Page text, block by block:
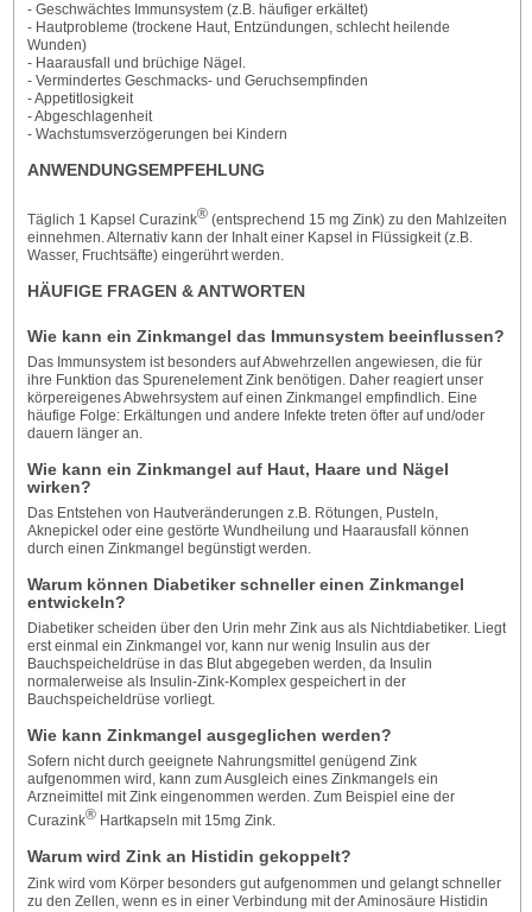
- Geschwächtes Immunsystem (z.B. häufiger erkältet)
- Hautprobleme (trockene Haut, Entzündungen, schlecht heilende
Wunden)
- Haarausfall und brüchige Nägel.
- Vermindertes Geschmacks- und Geruchsempfinden
- Appetitlosigkeit
- Abgeschlagenheit
- Wachstumsverzögerungen bei Kindern
ANWENDUNGSEMPFEHLUNG
Täglich 1 Kapsel Curazink®(entsprechend 15 mg Zink) zu den Mahlzeiten
einnehmen. Alternativ kann der Inhalt einer Kapsel in Flüssigkeit (z.B.
Wasser, Fruchtsäfte) eingerührt werden.
HÄUFIGE FRAGEN & ANTWORTEN
Wie kann ein Zinkmangel das Immunsystem beeinflussen?
Das Immunsystem ist besonders auf Abwehrzellen angewiesen, die für
ihre Funktion das Spurenelement Zink benötigen. Daher reagiert unser
körpereigenes Abwehrsystem auf einen Zinkmangel empfindlich. Eine
häufige Folge: Erkältungen und andere Infekte treten öfter auf und/oder
dauern länger an.
Wie kann ein Zinkmangel auf Haut, Haare und Nägel
wirken?
Das Entstehen von Hautveränderungen z.B. Rötungen, Pusteln,
Aknepickel oder eine gestörte Wundheilung und Haarausfall können
durch einen Zinkmangel begünstigt werden.
Warum können Diabetiker schneller einen Zinkmangel
entwickeln?
Diabetiker scheiden über den Urin mehr Zink aus als Nichtdiabetiker. Liegt
erst einmal ein Zinkmangel vor, kann nur wenig Insulin aus der
Bauchspeicheldrüse in das Blut abgegeben werden, da Insulin
normalerweise als Insulin-Zink-Komplex gespeichert in der
Bauchspeicheldrüse vorliegt.
Wie kann Zinkmangel ausgeglichen werden?
Sofern nicht durch geeignete Nahrungsmittel genügend Zink
aufgenommen wird, kann zum Ausgleich eines Zinkmangels ein
Arzneimittel mit Zink eingenommen werden. Zum Beispiel eine der
Curazink®Hartkapseln mit 15mg Zink.
Warum wird Zink an Histidin gekoppelt?
Zink wird vom Körper besonders gut aufgenommen und gelangt schneller
zu den Zellen, wenn es in einer Verbindung mit der Aminosäure Histidin